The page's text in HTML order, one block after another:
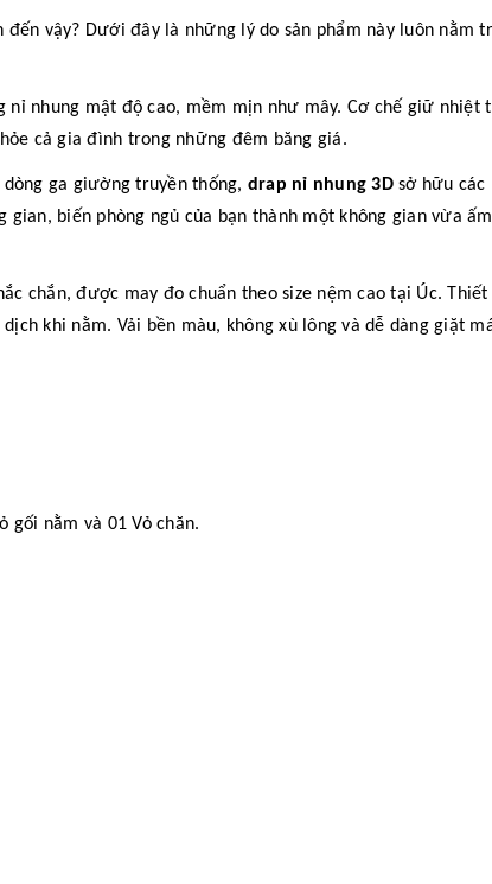
đến vậy? Dưới đây là những lý do sản phẩm này luôn nằm
nỉ nhung mật độ cao, mềm mịn như mây. Cơ chế giữ nhiệt
cả gia đình trong những đêm băng giá.
dòng ga giường truyền thống, drap nỉ nhung 3Dsở hữu các
biến phòng ngủ của bạn thành một không gian vừa
chắn, được may đo chuẩn theo size nệm cao tại Úc. Thiết
khi nằm. Vải bền màu, không xù lông và dễ dàng giặt
gối nằm và 01 Vỏ chăn.